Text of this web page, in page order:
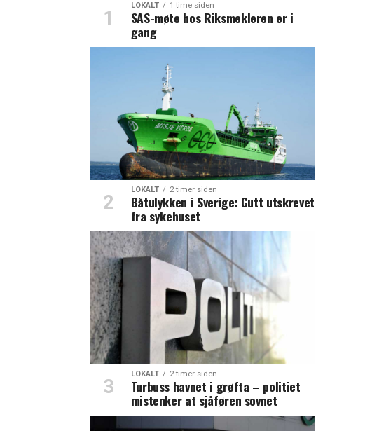
LOKALT 1 time siden
SAS-møte hos Riksmekleren er i
gang
LOKALT 2 timer siden
Båtulykken i Sverige: Gutt utskrevet
fra sykehuset
LOKALT 2 timer siden
Turbuss havnet i grøfta – politiet
mistenker at sjåføren sovnet